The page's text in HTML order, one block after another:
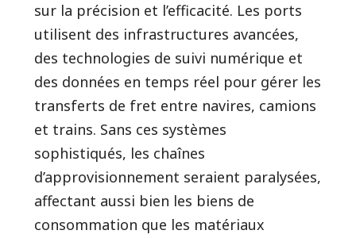
sur la précision et l’efficacité. Les ports
utilisent des infrastructures avancées,
des technologies de suivi numérique et
des données en temps réel pour gérer les
transferts de fret entre navires, camions
et trains. Sans ces systèmes
sophistiqués, les chaînes
d’approvisionnement seraient paralysées,
affectant aussi bien les biens de
consommation que les matériaux